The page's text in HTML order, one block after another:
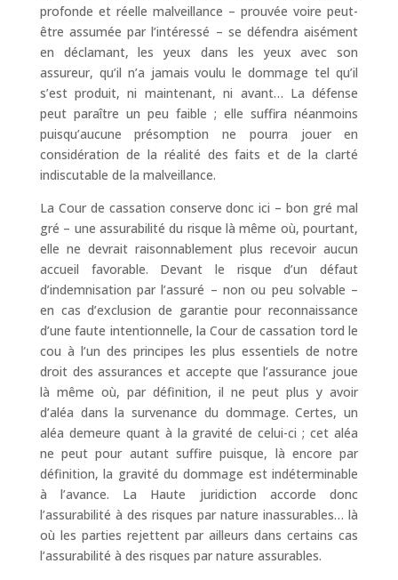
profonde et réelle malveillance – prouvée voire peut-
être assumée par l’intéressé – se défendra aisément
en déclamant, les yeux dans les yeux avec son
assureur, qu’il n’a jamais voulu le dommage tel qu’il
s’est produit, ni maintenant, ni avant… La défense
peut paraître un peu faible ; elle suffira néanmoins
puisqu’aucune présomption ne pourra jouer en
considération de la réalité des faits et de la clarté
indiscutable de la malveillance.
La Cour de cassation conserve donc ici – bon gré mal
gré – une assurabilité du risque là même où, pourtant,
elle ne devrait raisonnablement plus recevoir aucun
accueil favorable. Devant le risque d’un défaut
d’indemnisation par l’assuré – non ou peu solvable –
en cas d’exclusion de garantie pour reconnaissance
d’une faute intentionnelle, la Cour de cassation tord le
cou à l’un des principes les plus essentiels de notre
droit des assurances et accepte que l’assurance joue
là même où, par définition, il ne peut plus y avoir
d’aléa dans la survenance du dommage. Certes, un
aléa demeure quant à la gravité de celui-ci ; cet aléa
ne peut pour autant suffire puisque, là encore par
définition, la gravité du dommage est indéterminable
à l’avance. La Haute juridiction accorde donc
l’assurabilité à des risques par nature inassurables… là
où les parties rejettent par ailleurs dans certains cas
l’assurabilité à des risques par nature assurables.